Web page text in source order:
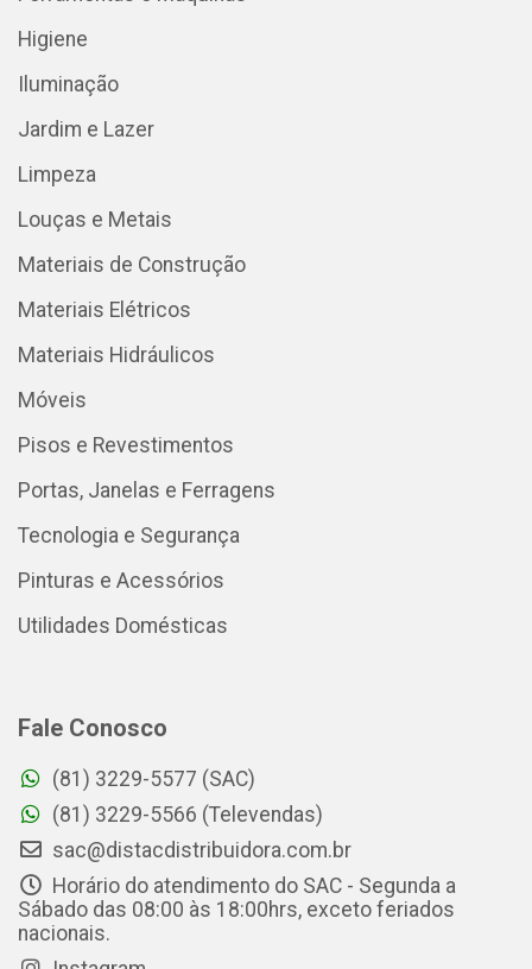
Higiene
Iluminação
Jardim e Lazer
Limpeza
Louças e Metais
Materiais de Construção
Materiais Elétricos
Materiais Hidráulicos
Móveis
Pisos e Revestimentos
Portas, Janelas e Ferragens
Tecnologia e Segurança
Pinturas e Acessórios
Utilidades Domésticas
Fale Conosco
(81) 3229-5577 (SAC)
(81) 3229-5566 (Televendas)
sac@distacdistribuidora.com.br
Horário do atendimento do SAC - Segunda a
Sábado das 08:00 às 18:00hrs, exceto feriados
nacionais.